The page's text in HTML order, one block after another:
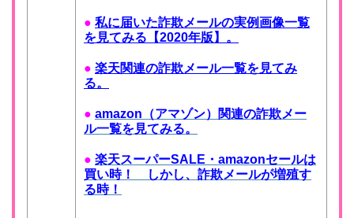
● 私に届いた詐欺メールの実例画像一覧
を見てみる【2020年版】。
● 楽天関連の詐欺メール一覧を見てみ
る。
● amazon（アマゾン）関連の詐欺メー
ル一覧を見てみる。
● 楽天スーパーSALE・amazonセールは
買い時！ しかし、詐欺メールが増殖す
る時！